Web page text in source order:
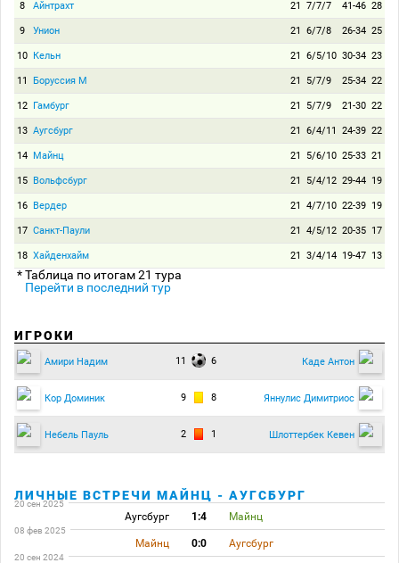
8 Айнтрахт 21 7/7/7 41-46 28
9 Унион 21 6/7/8 26-34 25
10 Кельн 21 6/5/10 30-34 23
11 Боруссия М 21 5/7/9 25-34 22
12 Гамбург 21 5/7/9 21-30 22
13 Аугсбург 21 6/4/11 24-39 22
14 Майнц 21 5/6/10 25-33 21
15 Вольфсбург 21 5/4/12 29-44 19
16 Вердер 21 4/7/10 22-39 19
17 Санкт-Паули 21 4/5/12 20-35 17
18 Хайденхайм 21 3/4/14 19-47 13
* Таблица по итогам 21 тура
Перейти в последний тур
ИГРОКИ
Амири Надим 11 6 Каде Антон
Кор Доминик 9 8 Яннулис Димитриос
Небель Пауль 2 1 Шлоттербек Кевен
ЛИЧНЫЕ ВСТРЕЧИ МАЙНЦ - АУГСБУРГ
20 сен 2025
Аугсбург 1:4 Майнц
08 фев 2025
Майнц 0:0 Аугсбург
20 сен 2024